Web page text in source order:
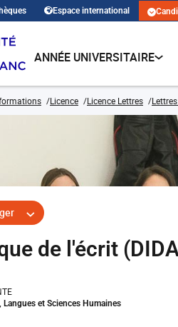
Espace international
ANNÉE UNIVERSITAIRE
Licence Licence Lettres
de l'écrit
Langues et Sciences Humaines